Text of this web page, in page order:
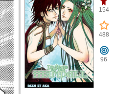
154
488
96